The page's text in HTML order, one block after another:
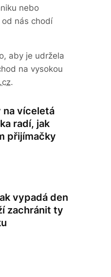
nebo
od nás chodí
aby je udržela
na vysokou
.
na víceletá
radí, jak
přijímačky
vypadá den
zachránit ty